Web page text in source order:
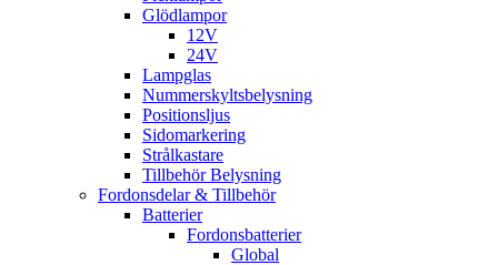
Glödlampor
12V
24V
Lampglas
Nummerskyltsbelysning
Positionsljus
Sidomarkering
Strålkastare
Tillbehör Belysning
Fordonsdelar & Tillbehör
Batterier
Fordonsbatterier
Global